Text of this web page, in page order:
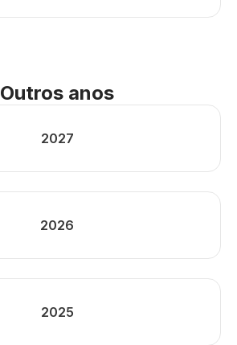
Outros anos
2027
2026
2025